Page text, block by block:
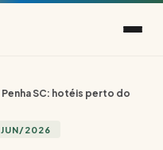
Penha SC: hotéis perto do
2026